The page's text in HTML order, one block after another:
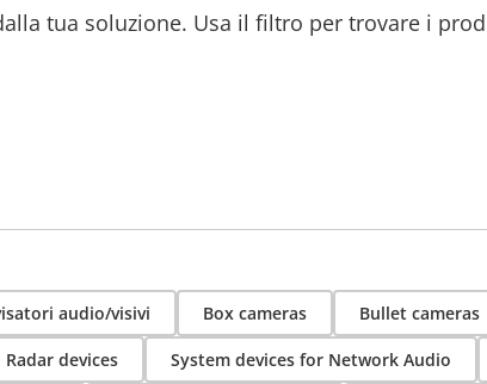
tua soluzione. Usa il filtro per trovare i
audio/visivi Box cameras Bullet cameras
Radar devices System devices for Network Audio